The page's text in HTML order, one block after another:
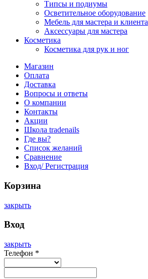
Типсы и подиумы
Осветительное оборудование
Мебель для мастера и клиента
Аксессуары для мастера
Косметика
Косметика для рук и ног
Магазин
Оплата
Доставка
Вопросы и ответы
О компании
Контакты
Акции
Школа tradenails
Где вы?
Список желаний
Сравнение
Вход/ Регистрация
Корзина
закрыть
Вход
закрыть
Телефон *